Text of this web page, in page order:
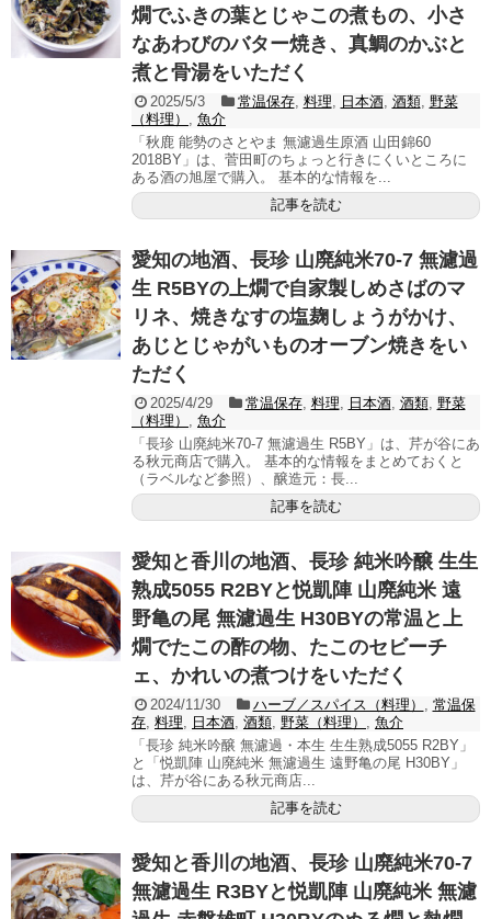
燗でふきの葉とじゃこの煮もの、小さ
なあわびのバター焼き、真鯛のかぶと
煮と骨湯をいただく
2025/5/3 常温保存, 料理, 日本酒, 酒類, 野菜
（料理） , 魚介
「秋鹿 能勢のさとやま 無濾過生原酒 山田錦60
2018BY」は、菅田町のちょっと行きにくいところに
ある酒の旭屋で購入。 基本的な情報を...
記事を読む
愛知の地酒、長珍 山廃純米70-7 無濾過
生 R5BYの上燗で自家製しめさばのマ
リネ、焼きなすの塩麹しょうがかけ、
あじとじゃがいものオーブン焼きをい
ただく
2025/4/29 常温保存, 料理, 日本酒, 酒類, 野菜
（料理） , 魚介
「長珍 山廃純米70-7 無濾過生 R5BY」は、芹が谷にあ
る秋元商店で購入。 基本的な情報をまとめておくと
（ラベルなど参照）、醸造元：長...
記事を読む
愛知と香川の地酒、長珍 純米吟醸 生生
熟成5055 R2BYと悦凱陣 山廃純米 遠
野亀の尾 無濾過生 H30BYの常温と上
燗でたこの酢の物、たこのセビーチ
ェ、かれいの煮つけをいただく
2024/11/30 ハーブ／スパイス（料理） , 常温保
存, 料理, 日本酒, 酒類, 野菜（料理） , 魚介
「長珍 純米吟醸 無濾過・本生 生生熟成5055 R2BY」
と「悦凱陣 山廃純米 無濾過生 遠野亀の尾 H30BY」
は、芹が谷にある秋元商店...
記事を読む
愛知と香川の地酒、長珍 山廃純米70-7
無濾過生 R3BYと悦凱陣 山廃純米 無濾